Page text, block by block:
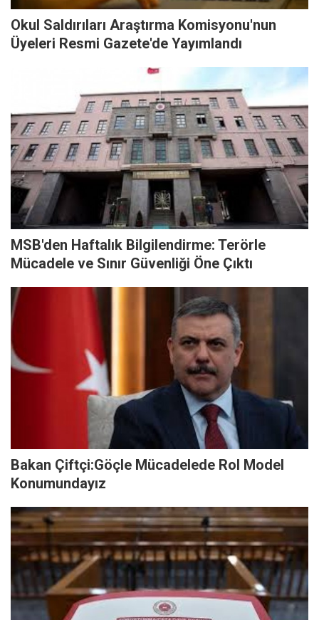
Okul Saldırıları Araştırma Komisyonu'nun
Üyeleri Resmi Gazete'de Yayımlandı
MSB'den Haftalık Bilgilendirme: Terörle
Mücadele ve Sınır Güvenliği Öne Çıktı
Bakan Çiftçi:Göçle Mücadelede Rol Model
Konumundayız